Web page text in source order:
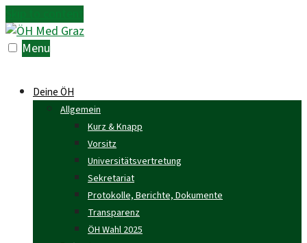
Menu
Deine ÖH
Allgemein
Kurz & Knapp
Vorsitz
Universitätsvertretung
Sekretariat
Protokolle, Berichte, Dokumente
Transparenz
ÖH Wahl 2025